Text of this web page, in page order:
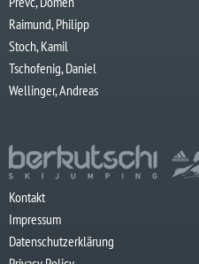
Raimund, Philipp
Stoch, Kamil
Tschofenig, Daniel
Wellinger, Andreas
Kontakt
Impressum
Datenschutzerklärung